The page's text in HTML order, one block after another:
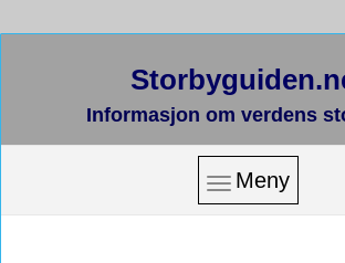
Informasjon om verdens
Meny